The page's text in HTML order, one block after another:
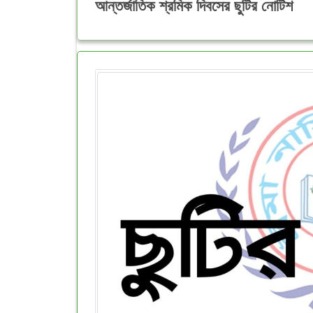
আন্তর্জাতিক শ্রমিক দিবসের ছুটির নোটিশ